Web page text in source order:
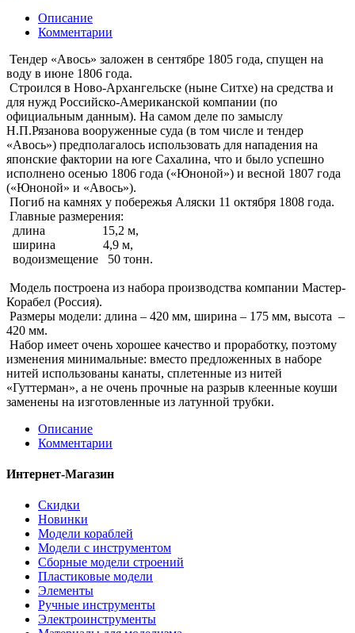
Описание
Комментарии
Тендер «Авось» заложен в сентябре 1805 года, спущен на
воду в июне 1806 года.
Строился в Ново-Архангельске (ныне Ситхе) на средства и
для нужд Российско-Американской компании (по
официальным данным). На самом деле по замыслу
Н.П.Рязанова вооруженные суда (в том числе и тендер
«Авось») предполагалось использовать для нападения на
японские фактории на юге Сахалина, что и было успешно
исполнено осенью 1806 года («Юноной») и весной 1807 года
(«Юноной» и «Авось»).
Погиб на камнях у побережья Аляски 11 октября 1808 года.
Главные размерения:
длина 15,2 м,
ширина 4,9 м,
водоизмещение 50 тонн.
Модель построена из набора производства компании Мастер-
Корабел (Россия).
Размеры модели: длина – 420 мм, ширина – 175 мм, высота –
420 мм.
Набор имеет очень хорошее качество и проработку, поэтому
изменения минимальные: вместо предложенных в наборе
нитей использованы канаты, сплетенные из нитей
«Гуттерман», а не очень прочные на разрыв клеенные коуши
заменены на изготовленные из латунной трубки.
Описание
Комментарии
Интернет-Магазин
Скидки
Новинки
Модели кораблей
Модели с инструментом
Сборные модели строений
Пластиковые модели
Элементы
Ручные инструменты
Электроинструменты